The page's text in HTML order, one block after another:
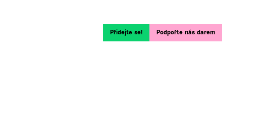
Přidejte se! Podpořte nás darem